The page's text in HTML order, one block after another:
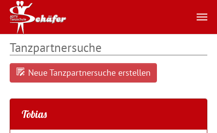
Tanzpartnersuche
Neue Tanzpartnersuche erstellen
Tobias